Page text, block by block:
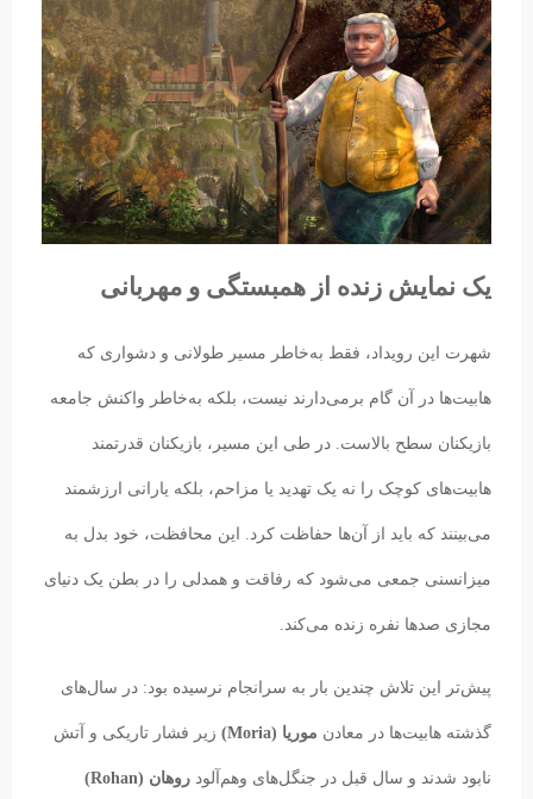
یک نمایش زنده از همبستگی و مهربانی
شهرت این رویداد، فقط به‌خاطر مسیر طولانی و دشواری که
هابیت‌ها در آن گام برمی‌دارند نیست، بلکه به‌خاطر واکنش جامعه
بازیکنان سطح بالاست. در طی این مسیر، بازیکنان قدرتمند
هابیت‌های کوچک را نه یک تهدید یا مزاحم، بلکه یارانی ارزشمند
می‌بینند که باید از آن‌ها حفاظت کرد. این محافظت، خود بدل به
میزانسنی جمعی می‌شود که رفاقت و همدلی را در بطن یک دنیای
مجازی صدها نفره زنده می‌کند.
پیش‌تر این تلاش چندین بار به سرانجام نرسیده بود: در سال‌های
گذشته هابیت‌ها در معادن موریا (Moria) زیر فشار تاریکی و آتش
نابود شدند و سال قبل در جنگل‌های وهم‌آلود روهان (Rohan)